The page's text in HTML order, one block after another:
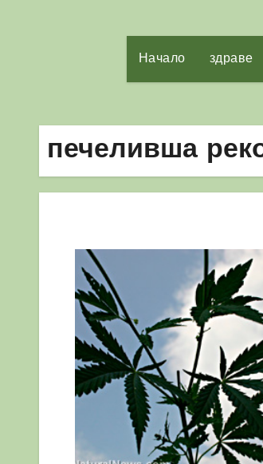
Начало здраве
печеливша